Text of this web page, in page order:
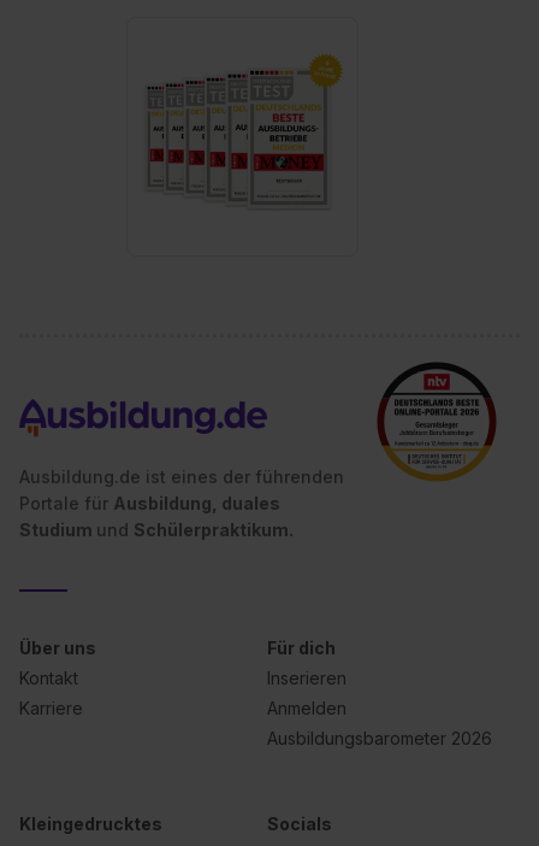
Ausbildung.de ist eines der führenden
Portale für Ausbildung, duales
Studium und Schülerpraktikum.
Über uns
Kontakt
Karriere
Für dich
Inserieren
Anmelden
Ausbildungsbarometer 2026
Kleingedrucktes
Socials